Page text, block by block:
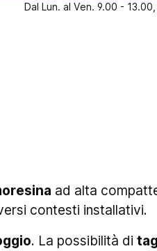
Dal Lun. al Ven. 9.00 -
ad alta
contesti installativi.
. La possibilità di